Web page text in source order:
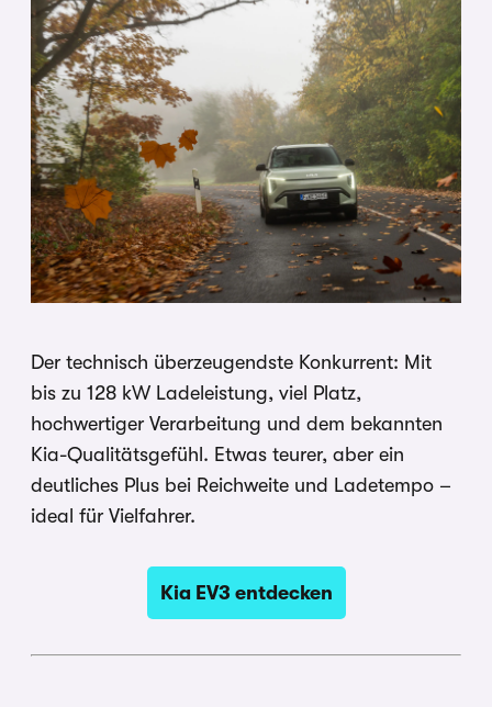
Der technisch überzeugendste Konkurrent: Mit
bis zu 128 kW Ladeleistung, viel Platz,
hochwertiger Verarbeitung und dem bekannten
Kia-Qualitätsgefühl. Etwas teurer, aber ein
deutliches Plus bei Reichweite und Ladetempo –
ideal für Vielfahrer.
Kia EV3 entdecken